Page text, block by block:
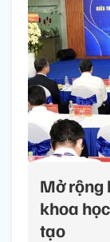
Mở rộng
khoa
tạo